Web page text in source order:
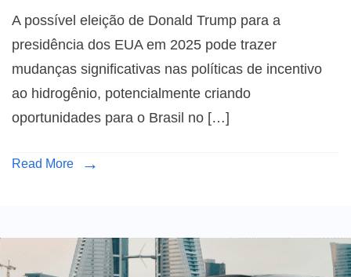
A possível eleição de Donald Trump para a
presidência dos EUA em 2025 pode trazer
mudanças significativas nas políticas de incentivo
ao hidrogênio, potencialmente criando
oportunidades para o Brasil no […]
Read More